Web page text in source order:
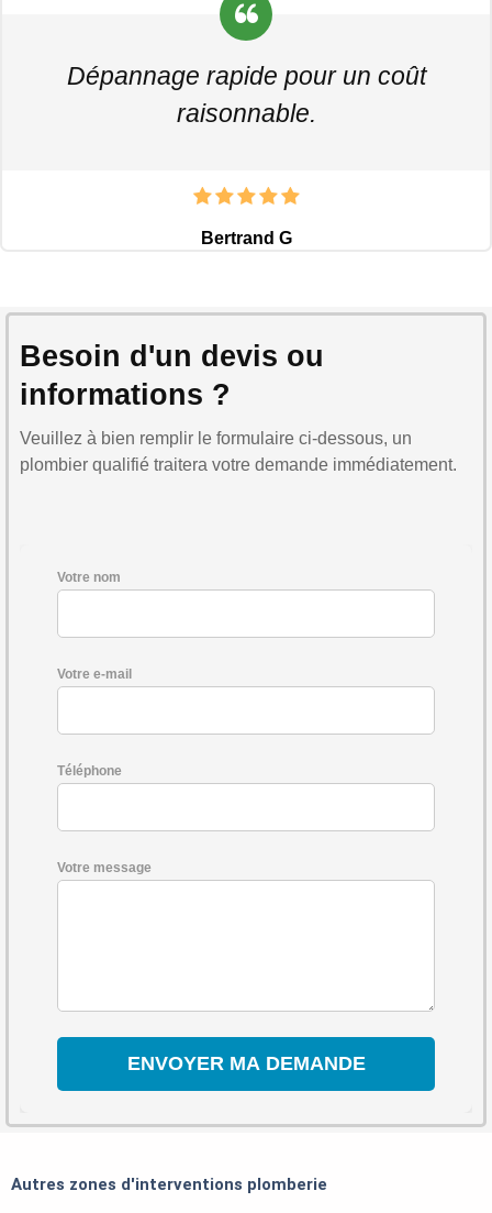
Dépannage rapide pour un coût
raisonnable.
Bertrand G
Besoin d'un devis ou
informations ?
Veuillez à bien remplir le formulaire ci-dessous, un
plombier qualifié traitera votre demande immédiatement.
Votre nom
Votre e-mail
Téléphone
Votre message
Autres zones d'interventions plomberie